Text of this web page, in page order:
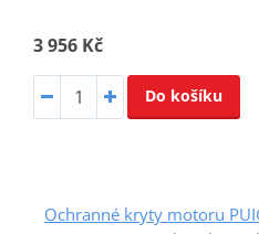
3 956 Kč
Do košíku
Ochranné kryty motoru